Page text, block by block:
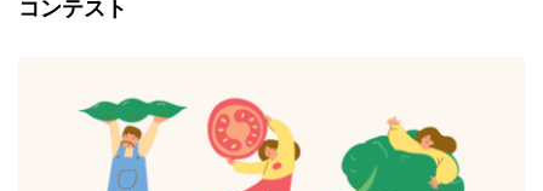
コンテスト